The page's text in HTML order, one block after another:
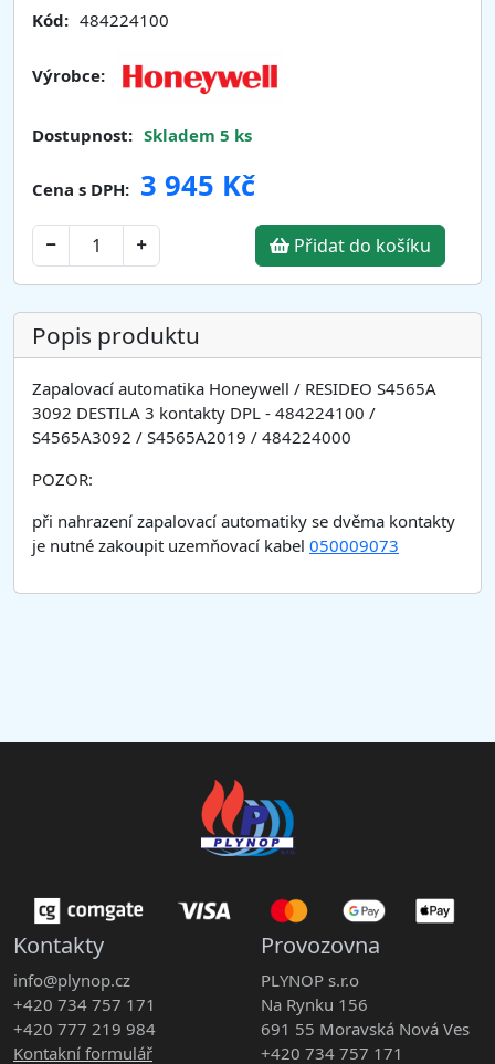
Kód: 484224100
Výrobce:
Dostupnost: Skladem 5 ks
Cena s DPH: 3 945 Kč
Přidat do košíku
Popis produktu
Zapalovací automatika Honeywell / RESIDEO S4565A
3092 DESTILA 3 kontakty DPL - 484224100 /
S4565A3092 / S4565A2019 / 484224000
POZOR:
při nahrazení zapalovací automatiky se dvěma kontakty
je nutné zakoupit uzemňovací kabel 050009073
Kontakty
info@plynop.cz
+420 734 757 171
+420 777 219 984
Kontakní formulář
Provozovna
PLYNOP s.r.o
Na Rynku 156
691 55 Moravská Nová Ves
+420 734 757 171